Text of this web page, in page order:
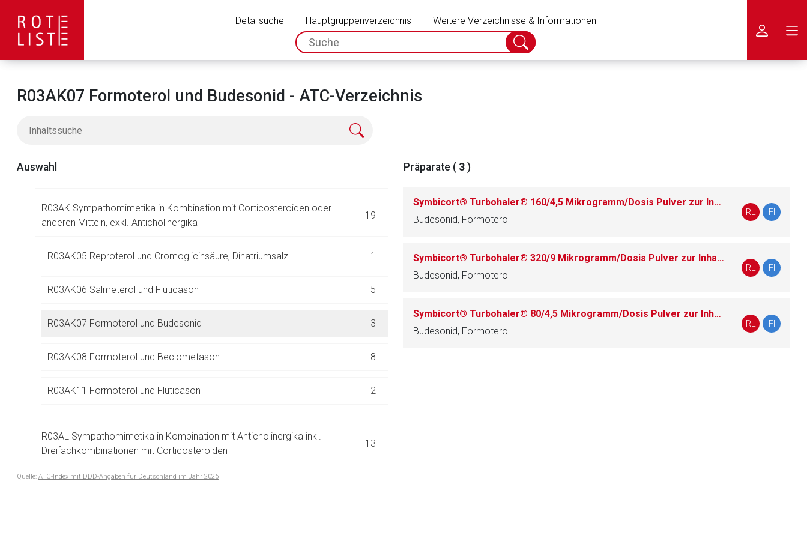
Detailsuche Hauptgruppenverzeichnis
Weitere Verzeichnisse & Informationen
spc.search.input.placeholder
Suche
abschicken
R03AK07 Formoterol und Budesonid - ATC-Verzeichnis
Auswahl
R02 HALS- UND RACHENTHERAPEUTIKA
R03AC Selektive Beta2-Adrenozeptoragonisten
R03AK Sympathomimetika in Kombination mit Corticosteroiden oder
anderen Mitteln, exkl. Anticholinergika
19
R03AK05 Reproterol und Cromoglicinsäure, Dinatriumsalz 1
R03AK06 Salmeterol und Fluticason 5
R03AK07 Formoterol und Budesonid 3
R03AK08 Formoterol und Beclometason 8
R03AK11 Formoterol und Fluticason 2
R03AL Sympathomimetika in Kombination mit Anticholinergika inkl.
Dreifachkombinationen mit Corticosteroiden
13
Quelle: ATC-Index mit DDD-Angaben für Deutschland im Jahr 2026
Präparate ( 3 )
Symbicort® Turbohaler® 160/4,5 Mikrogramm/Dosis Pulver zur Inhalation
Budesonid, Formoterol
RL FI
Symbicort® Turbohaler® 320/9 Mikrogramm/Dosis Pulver zur Inhalation
Budesonid, Formoterol
RL FI
Symbicort® Turbohaler® 80/4,5 Mikrogramm/Dosis Pulver zur Inhalation
Budesonid, Formoterol
RL FI
Aufruf einer externen Seite
Betreiber verantwortlich. Ebenso gelten dort ggf. andere Datenschutzbestimmungen.
Zurück zur rote-liste.de Zur Seite